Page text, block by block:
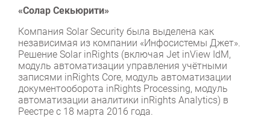
«Солар Секьюрити»
Компания Solar Security была выделена как
независимая из компании «Инфосистемы Джет».
Решение Solar inRights (включая Jet inView IdM,
модуль автоматизации управления учётными
записями inRights Core, модуль автоматизации
документооборота inRights Processing, модуль
автоматизации аналитики inRights Analytics) в
Реестре с 18 марта 2016 года.